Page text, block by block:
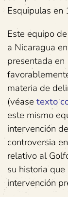
Esquipulas en
Este equipo
a Nicaragua
presentada
materia de
(véase texto
este mismo
intervención
controversia
relativo al
su historia
intervención